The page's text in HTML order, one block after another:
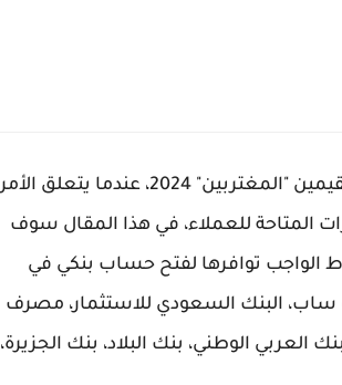
أفضل بنك في السعودية لفتح حساب مصرفي للمقيمين وغير المقيمين "المغتربين" 2024، عندما يتعلق الأمر
المتاحة للعملاء، في هذا المقال سوف
الواجب توافرها لفتح حساب بنكي في
ساب، البنك السعودي للاستثمار، مصرف
الوطني، بنك البلاد، بنك الجزيرة،